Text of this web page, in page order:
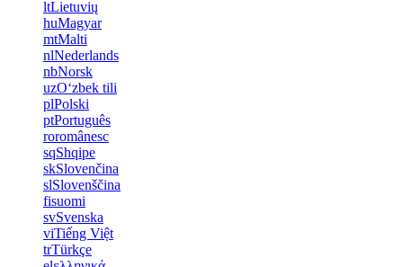
ltLietuvių
huMagyar
mtMalti
nlNederlands
nbNorsk
uzOʻzbek tili
plPolski
ptPortuguês
roromânesc
sqShqipe
skSlovenčina
slSlovenščina
fisuomi
svSvenska
viTiếng Việt
trTürkçe